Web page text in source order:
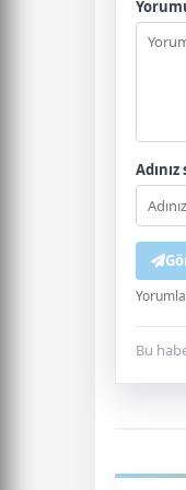
Adınız
Bu